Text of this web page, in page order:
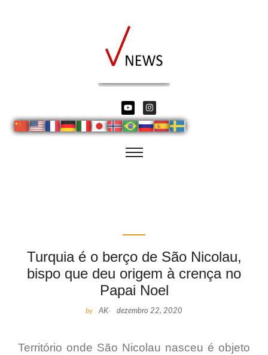
Turquia é o berço de São Nicolau,
bispo que deu origem à crença no
Papai Noel
by AK- dezembro 22, 2020
Território onde São Nicolau nasceu é objeto